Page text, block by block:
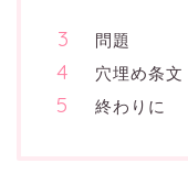
問題
穴埋め条文
終わりに